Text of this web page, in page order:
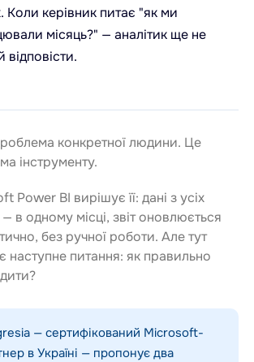
Коли керівник питає "як ми
місяць?" — аналітик ще не
відповісти.
конкретної людини. Це
інструменту.
Power BI вирішує її: дані з усіх
в одному місці, звіт оновлюється
без ручної роботи. Але тут
наступне питання: як правильно
— сертифікований Microsoft-
в Україні — пропонує два